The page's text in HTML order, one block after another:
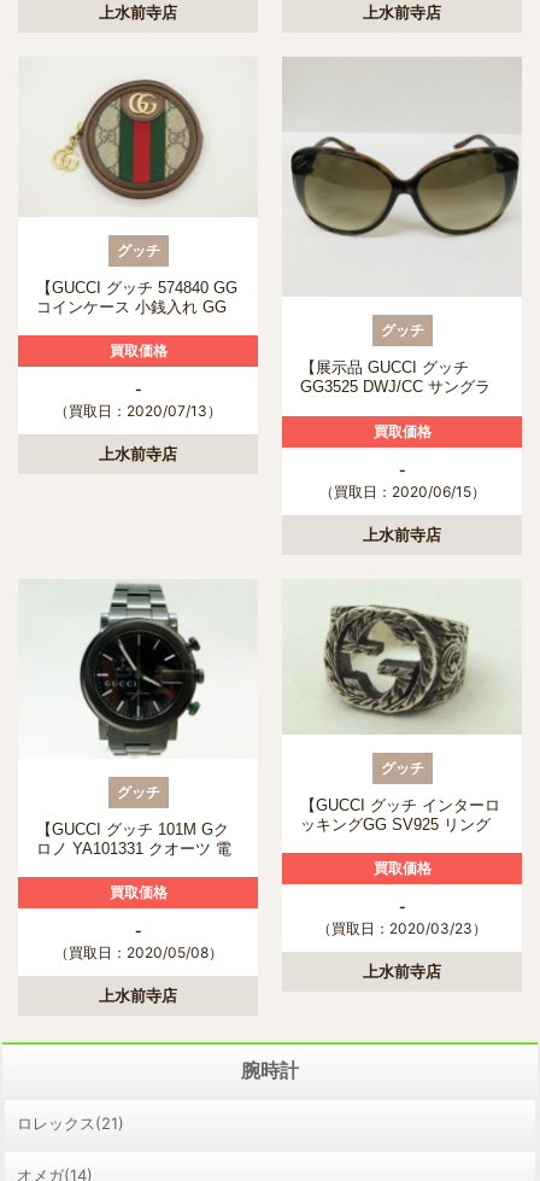
上水前寺店 上水前寺店
グッチ
【GUCCI グッチ 574840 GG
コインケース 小銭入れ GG
本市 のお客様より買取いた
しました。
買取価格
-
（買取日：2020/07/13）
上水前寺店
グッチ
【展示品 GUCCI グッチ
GG3525 DWJ/CC サングラ
たしました。買取価格
-
（買取日：2020/06/15）
上水前寺店
グッチ
【GUCCI グッチ 101M Gク
ロノ YA101331 クオーツ 電
ラック文字盤 メンズ 腕時計
腕回り約19cm】を熊本市の
した！
買取価格
-
（買取日：2020/05/08）
上水前寺店
グッチ
【GUCCI グッチ インターロ
ッキングGG SV925 リング
り買取させて頂きました！
買取価格
-
（買取日：2020/03/23）
上水前寺店
腕時計
ロレックス(21)
オメガ(14)